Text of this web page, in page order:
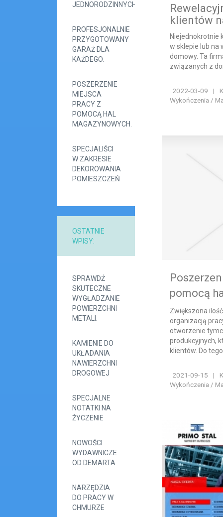
JEDNORODZINNYCH
PROFESJONALNIE
PRZYGOTOWANY
GARAŻ DLA
KAŻDEGO.
POSZERZENIE
MIEJSCA
PRACY Z
POMOCĄ HAL
MAGAZYNOWYCH.
SPECJALIŚCI
W ZAKRESIE
DEKOROWANIA
POMIESZCZEŃ
OSTATNIE
WPISY:
SPRAWDŹ
SKUTECZNE
WYGŁADZANIE
POWIERZCHNI
METALI.
KAMIENIE DO
UKŁADANIA
NAWIERZCHNI
DROGOWEJ
SPECJALNE
NOTATKI NA
ŻYCZENIE
NOWOŚCI
WYDAWNICZE
OD DEMARTA
NARZĘDZIA
DO PRACY W
CHMURZE
klientów
Niejednokrotnie
w sklepie lub na
domowy. Ta
związanych z
2022-03-09 |
Wykończenia /
pomocą
Zwiększona
organizacją
otworzenie
produkcyjnych,
klientów. Do
2021-09-15 |
Wykończenia /